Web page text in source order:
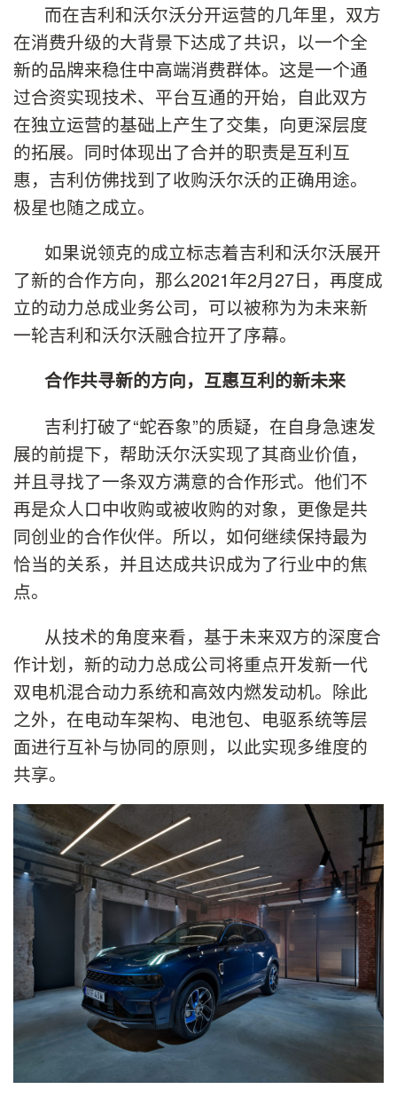
而在吉利和沃尔沃分开运营的几年里，双方
在消费升级的大背景下达成了共识，以一个全
新的品牌来稳住中高端消费群体。这是一个通
过合资实现技术、平台互通的开始，自此双方
在独立运营的基础上产生了交集，向更深层度
的拓展。同时体现出了合并的职责是互利互
惠，吉利仿佛找到了收购沃尔沃的正确用途。
极星也随之成立。
如果说领克的成立标志着吉利和沃尔沃展开
了新的合作方向，那么2021年2月27日，再度成
立的动力总成业务公司，可以被称为为未来新
一轮吉利和沃尔沃融合拉开了序幕。
合作共寻新的方向，互惠互利的新未来
吉利打破了“蛇吞象”的质疑，在自身急速发
展的前提下，帮助沃尔沃实现了其商业价值，
并且寻找了一条双方满意的合作形式。他们不
再是众人口中收购或被收购的对象，更像是共
同创业的合作伙伴。所以，如何继续保持最为
恰当的关系，并且达成共识成为了行业中的焦
点。
从技术的角度来看，基于未来双方的深度合
作计划，新的动力总成公司将重点开发新一代
双电机混合动力系统和高效内燃发动机。除此
之外，在电动车架构、电池包、电驱系统等层
面进行互补与协同的原则，以此实现多维度的
共享。